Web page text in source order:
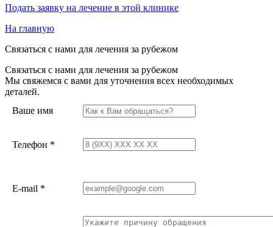
Подать заявку на лечение в этой клинике
На главную
Связаться с нами для лечения за рубежом
Связаться с нами для лечения за рубежом
Мы свяжемся с вами для уточнения всех необходимых
деталей.
Ваше имя
Телефон *
E-mail *